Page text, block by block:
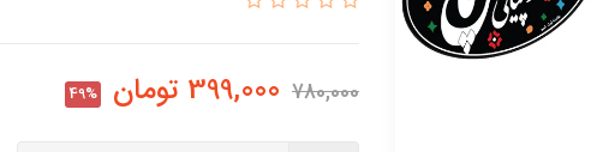
780,000
399,000 تومان 49%